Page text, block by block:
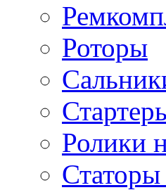
Роторы
Ролики
Статоры